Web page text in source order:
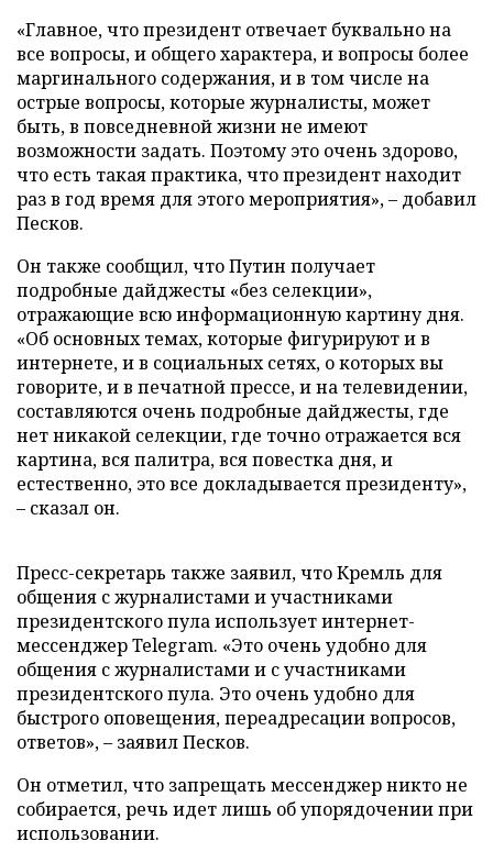
«Главное, что президент отвечает буквально на
все вопросы, и общего характера, и вопросы более
маргинального содержания, и в том числе на
острые вопросы, которые журналисты, может
быть, в повседневной жизни не имеют
возможности задать. Поэтому это очень здорово,
что есть такая практика, что президент находит
раз в год время для этого мероприятия», – добавил
Песков.
Он также сообщил, что Путин получает
подробные дайджесты «без селекции»,
отражающие всю информационную картину дня.
«Об основных темах, которые фигурируют и в
интернете, и в социальных сетях, о которых вы
говорите, и в печатной прессе, и на телевидении,
составляются очень подробные дайджесты, где
нет никакой селекции, где точно отражается вся
картина, вся палитра, вся повестка дня, и
естественно, это все докладывается президенту»,
– сказал он.
Пресс-секретарь также заявил, что Кремль для
общения с журналистами и участниками
президентского пула использует интернет-
мессенджер Telegram. «Это очень удобно для
общения с журналистами и с участниками
президентского пула. Это очень удобно для
быстрого оповещения, переадресации вопросов,
ответов», – заявил Песков.
Он отметил, что запрещать мессенджер никто не
собирается, речь идет лишь об упорядочении при
использовании.